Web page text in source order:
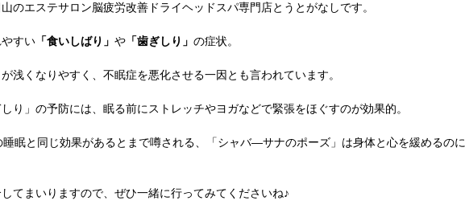
のエステサロン脳疲労改善ドライヘッドスパ専門店とうとがなしです。
すい 「食いしばり」 や 「歯ぎしり」 の症状。
浅くなりやすく、不眠症を悪化させる一因とも言われています。
しり」の予防には、眠る前にストレッチやヨガなどで緊張をほぐすのが効果的。
眠と同じ効果があるとまで噂される、「シャバ―サナのポーズ」は身体と心を緩めるのに
てまいりますので、ぜひ一緒に行ってみてくださいね♪